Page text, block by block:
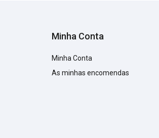
Minha Conta
Minha Conta
As minhas encomendas